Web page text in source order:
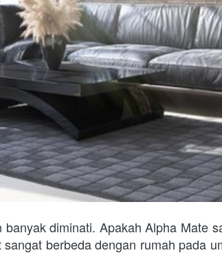
diminati. Apakah Alpha Mate
berbeda dengan rumah pada